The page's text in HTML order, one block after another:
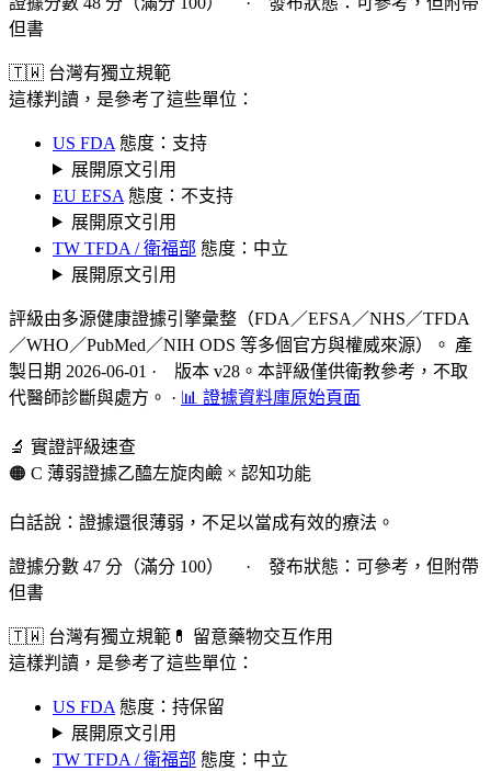
但書
🇹🇼 台灣有獨立規範
這樣判讀，是參考了這些單位：
US FDA 態度：支持
展開原文引用
EU EFSA 態度：不支持
展開原文引用
TW TFDA / 衛福部 態度：中立
展開原文引用
評級由多源健康證據引擎彙整（FDA／EFSA／NHS／TFDA
／WHO／PubMed／NIH ODS 等多個官方與權威來源）。 產
製日期 2026-06-01 · 版本 v28。本評級僅供衛教參考，不取
代醫師診斷與處方。 · 📊 證據資料庫原始頁面
🔬 實證評級速查
🟠 C 薄弱證據乙醯左旋肉鹼 × 認知功能
白話說：證據還很薄弱，不足以當成有效的療法。
證據分數 47 分（滿分 100） · 發布狀態：可參考，但附帶
但書
🇹🇼 台灣有獨立規範 💊 留意藥物交互作用
這樣判讀，是參考了這些單位：
US FDA 態度：持保留
展開原文引用
TW TFDA / 衛福部 態度：中立